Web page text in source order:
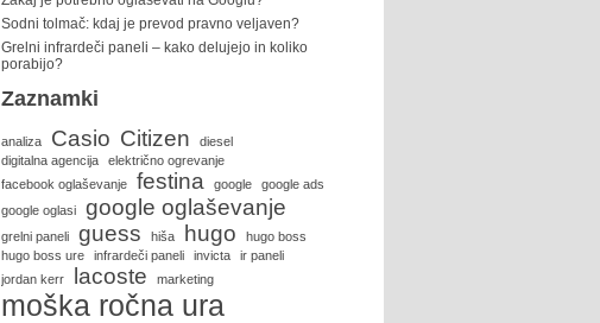
Sodni tolmač: kdaj je prevod pravno veljaven?
Grelni infrardeči paneli – kako delujejo in koliko
porabijo?
Zaznamki
analiza Casio Citizen
diesel
digitalna agencija
električno ogrevanje
facebook oglaševanje
festina google
google ads
google oglasi
google oglaševanje
grelni paneli guess hiša hugo
hugo boss
hugo boss ure
infrardeči paneli invicta
ir paneli
jordan kerr
lacoste marketing
moška ročna ura